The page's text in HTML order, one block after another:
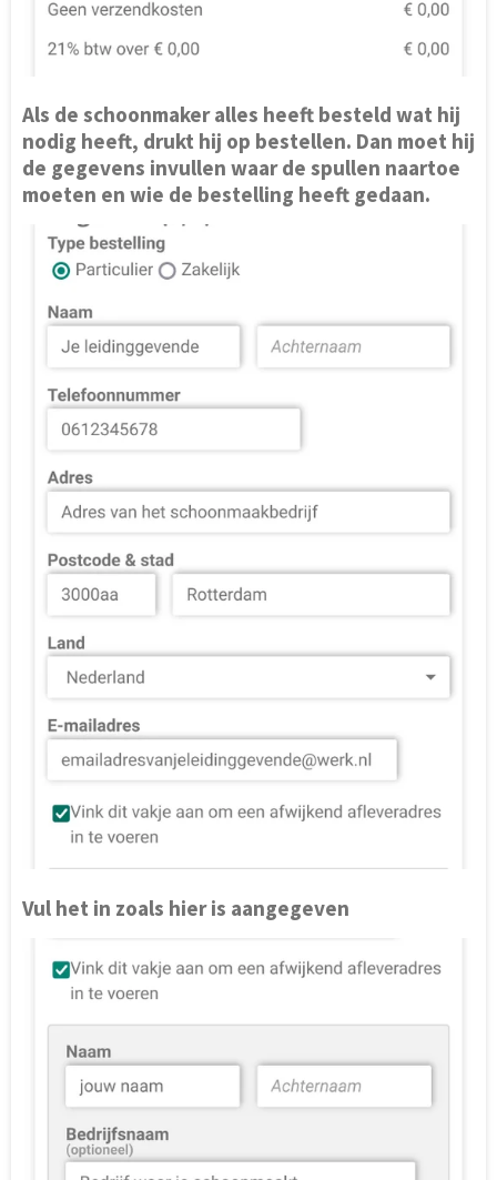
Als de schoonmaker alles heeft besteld wat hij
nodig heeft, drukt hij op bestellen. Dan moet hij
de gegevens invullen waar de spullen naartoe
moeten en wie de bestelling heeft gedaan.
Vul het in zoals hier is aangegeven